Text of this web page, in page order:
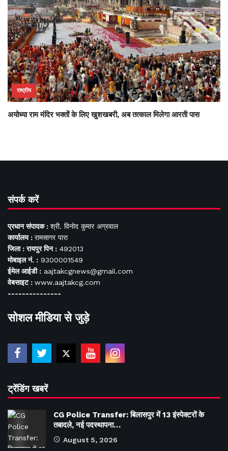
राष्ट्रीय
अयोध्या राम मंदिर भक्तों के लिए खुशखबरी, अब तत्काल मिलेगा आरती पास
संपर्क करें
प्रधान संपादक : श्री. विनोद कुमार अग्रवाल
कार्यालय : रामसागर पारा
जिला : रायपुर पिन : 492013
मोबाइल नं. : 9300001549
ईमेल आईडी : aajtakcgnews@gmail.com
वेबसाइट : www.aajtakcg.com
---------------
सोशल मीडिया से जुड़े
ट्रेंडिंग खबरें
CG Police Transfer: बिलासपुर में 13 इंस्पेक्टरों के
तबादले, नई पदस्थापना…
August 5, 2026